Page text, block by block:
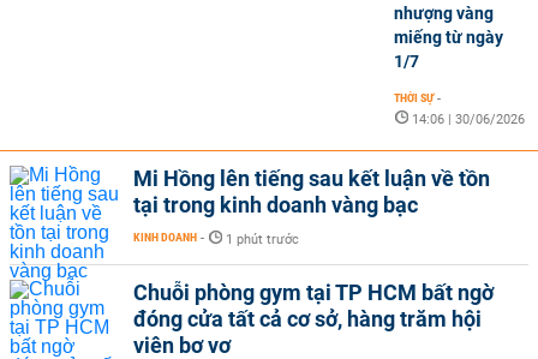
nhượng vàng
miếng từ ngày
1/7
THỜI SỰ -
14:06 | 30/06/2026
Mi Hồng lên tiếng sau kết luận về tồn
tại trong kinh doanh vàng bạc
KINH DOANH - 1 phút trước
Chuỗi phòng gym tại TP HCM bất ngờ
đóng cửa tất cả cơ sở, hàng trăm hội
viên bơ vơ